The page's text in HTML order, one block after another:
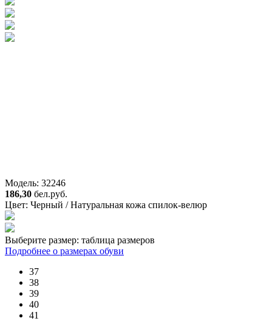
Модель: 32246
186,30 бел.руб.
Цвет: Черный / Натуральная кожа спилок-велюр
Выберите размер: таблица размеров
Подробнее о размерах обуви
37
38
39
40
41